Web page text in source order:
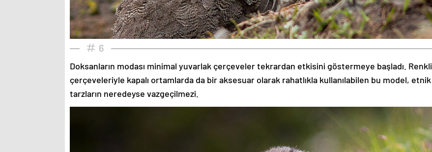
6
Doksanların modası minimal yuvarlak çerçeveler tekrardan etkisini göstermeye başladı. Renkli
çerçeveleriyle kapalı ortamlarda da bir aksesuar olarak rahatlıkla kullanılabilen bu model, etnik
tarzların neredeyse vazgeçilmezi.